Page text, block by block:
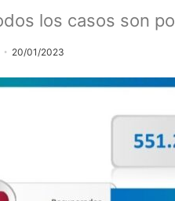
los casos son
20/01/2023